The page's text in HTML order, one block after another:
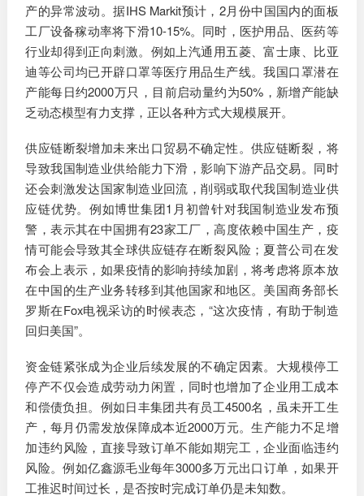
产的异常波动。据IHS Markit预计，2月份中国国内的面板
工厂设备稼动率将下滑10-15%。同时，医护用品、医药等
行业却得到正向刺激。例如上汽通用五菱、富士康、比亚
迪等公司均已开辟口罩等医疗用品生产线。我国口罩潜在
产能每日约2000万只，目前启动量约为50%，新增产能缺
乏动态模型有力支撑，正以各种方式大规模展开。
供应链断裂增加未来出口贸易不确定性。供应链断裂，将
导致我国制造业供给能力下滑，影响下游产品交易。同时
还会刺激发达国家制造业回流，削弱或取代我国制造业供
应链优势。例如博世集团1月初曾针对我国制造业发布预
警，表示其在中国拥有23家工厂，高度依赖中国生产，疫
情可能会导致其全球供应链存在断裂风险；夏普公司在发
布会上表示，如果疫情的影响持续加剧，将考虑将原本放
在中国的生产业务转移到其他国家和地区。美国商务部长
罗斯在Fox电视采访的时候表态，“这次疫情，有助于制造
回归美国”。
资金链紧张成为企业后续发展的不确定因素。大规模停工
停产不仅会造成劳动力闲置，同时也增加了企业用工成本
和偿债负担。例如日丰集团共有员工4500名，虽未开工生
产，每月仍需发放保障成本近2000万元。生产能力不足增
加违约风险，直接导致订单不能如期完工，企业面临违约
风险。例如亿鑫源毛业每年3000多万元出口订单，如果开
工推迟时间过长，是否按时完成订单仍是未知数。